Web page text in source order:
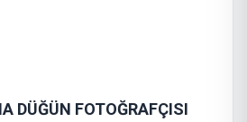
DÜĞÜN FOTOĞRAFÇISI